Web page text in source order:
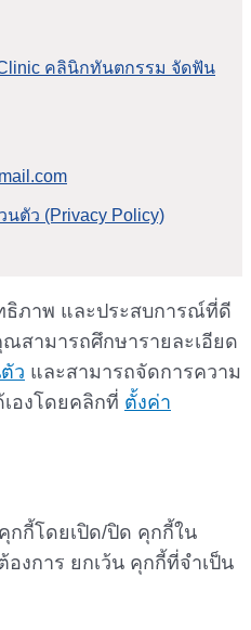
Clinic คลินิกทันตกรรม จัดฟัน
ตัว (Privacy Policy)
ธิภาพ และประสบการณ์ที่ดี
สามารถศึกษารายละเอียด
ว และสามารถจัดการความ
องโดยคลิกที่ ตั้งค่า
กกี้โดยเปิด/ปิด คุกกี้ใน
งการ ยกเว้น คุกกี้ที่จำเป็น